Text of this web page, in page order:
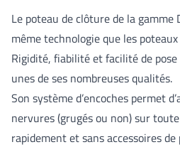
Le poteau de clôture de la gamme
même technologie que les
Rigidité, fiabilité et facilité de
unes de ses nombreuses qualités.
Son système d’encoches permet
nervures (grugés ou non) sur
rapidement et sans accessoires